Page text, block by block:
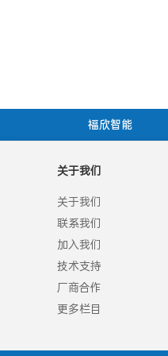
福欣智能
关于我们
关于我们
联系我们
加入我们
技术支持
厂商合作
更多栏目